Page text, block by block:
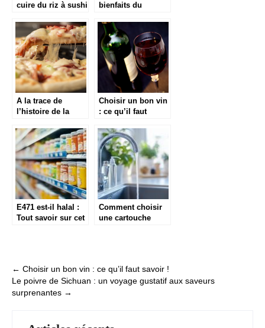
cuire du riz à sushi
bienfaits du
notre corps ?
A la trace de
l’histoire de la
actualites
Choisir un bon vin
: ce qu’il faut
E471 est-il halal :
Tout savoir sur cet
Comment choisir
une cartouche
Post
navigation
← Choisir un bon vin : ce qu’il faut savoir !
Le poivre de Sichuan : un voyage gustatif aux saveurs
surprenantes →